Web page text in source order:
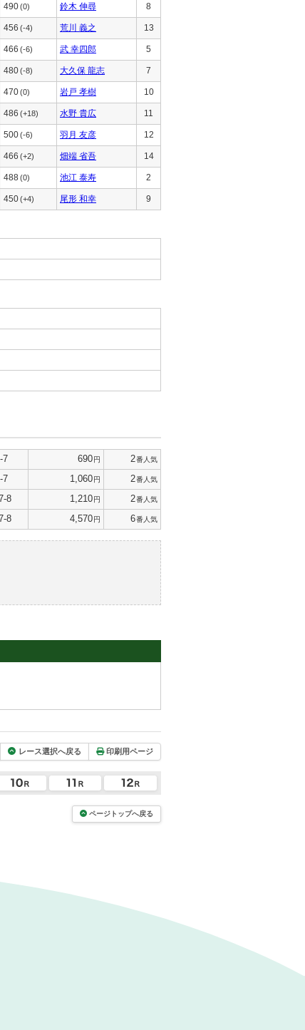
490(0) 鈴木 伸尋 8
456 (-4) 荒川 義之 13
466 (-6) 武 幸四郎 5
480(-8) 大久保 龍志 7
470(0) 岩戸 孝樹 10
486 (+18) 水野 貴広 11
500(-6) 羽月 友彦 12
466 (+2) 畑端 省吾 14
488(0) 池江 泰寿 2
450(+4) 尾形 和幸 9
7 690円 2番人気
7 1,060円 2番人気
8 1,210円 2番人気
8 4,570円 6番人気
レース選択へ戻る 印刷用ページ
ページトップへ戻る